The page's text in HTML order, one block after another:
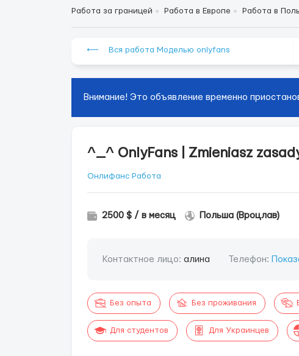
Работа за границей Работа в Европе Работа в
⟵ Вся работа Моделью onlyfans
Внимание! Это объявление временно
^_^ OnlyFans | Zmieniasz
Онлифанс Работа
2500 $ / в месяц Польша (Вроцлав)
Контактное лицо: алина Телефон:
Без опыта Без проживания
Для студентов Для Украинцев